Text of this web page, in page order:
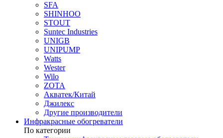
SFA
SHINHOO
STOUT
Suntec Industries
UNIGB
UNIPUMP
Watts
Wester
Wilo
ZOTA
Акватек/Китай
Джилекс
Другие производители
Инфракрасные обогреватели
По категории